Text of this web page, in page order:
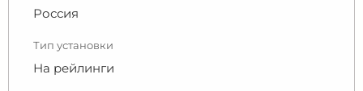
Россия
Тип установки
На рейлинги